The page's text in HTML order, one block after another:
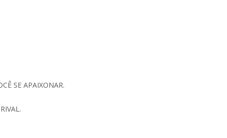
SE APAIXONAR.